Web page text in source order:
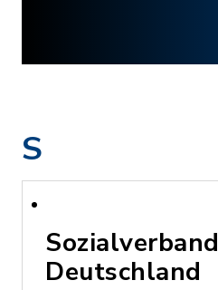
S
Sozialverband
Deutschland